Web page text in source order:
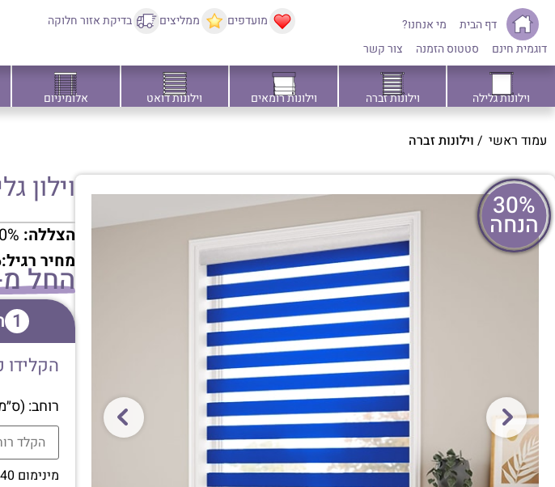
דף הבית
מי אנחנו?
דוגמית חינם
סטטוס הזמנה צור קשר
מועדפים ממליצים בדיקת אזור חלוקה
וילונות גלילה וילונות זברה וילונות רומאים וילונות דואט אלומיניום
עמוד ראשי / וילונות זברה
30%
הנחה
וילון
הצללה:
מחיר רגיל:
החל
1
הקלידו
רוחב:
מינימום 40 ס״מ | מקסימום 250 ס״מ